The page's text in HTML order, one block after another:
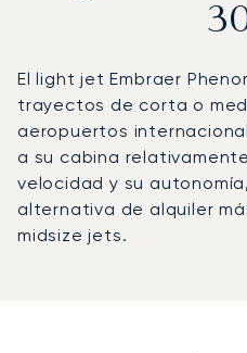
El light jet Embraer
trayectos de corta o
aeropuertos
a su cabina
velocidad y su
alternativa de alquiler
midsize jets.